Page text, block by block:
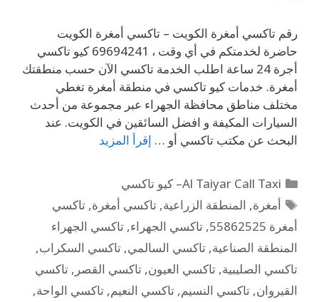
رقم تاكسي أمغرة الكويت – تاكسي أمغرة الكويت
حاضرة لخدمتكم في أي وقت ، 69694241 كيو تاكسي
أجرة 24 ساعة اطلب الخدمة تاكسي الآن حسب منطقتك
أمغرة. خدمات كيو تاكسي في منطقة أمغرة تغطي
مختلف مناطق محافظة الجهراء عبر مجموعة من أحدث
السيارات المكيفة و افضل السائقين في الكويت. عند
البحث عن مكتب تاكسي أو … إقرأ المزيد
Al Taiyar Call Taxi– كيو تاكسي
أمغرة, المنطقة الزراعية,تاكسي أمغرة,تاكسي
أمغرة 55862525
, تاكسي الجهراء, تاكسي الجهراء
المنطقة الصناعية, تاكسي السالمي, تاكسي السكراب,
تاكسي الصليبية, تاكسي العيون, تاكسي القصر , تاكسي
القيروان, تاكسي النسيم, تاكسي النعيم, تاكسي الواحة,